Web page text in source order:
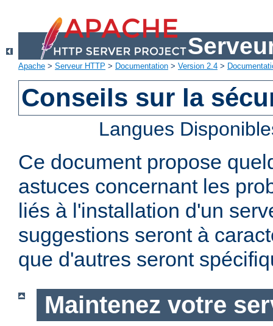
Apache > Serveur HTTP > Documentation > Version 2.4 >
Conseils sur la
Langues
Ce document propose
astuces concernant les
liés à l'installation d'un
suggestions seront à
que d'autres seront
Maintenez votre